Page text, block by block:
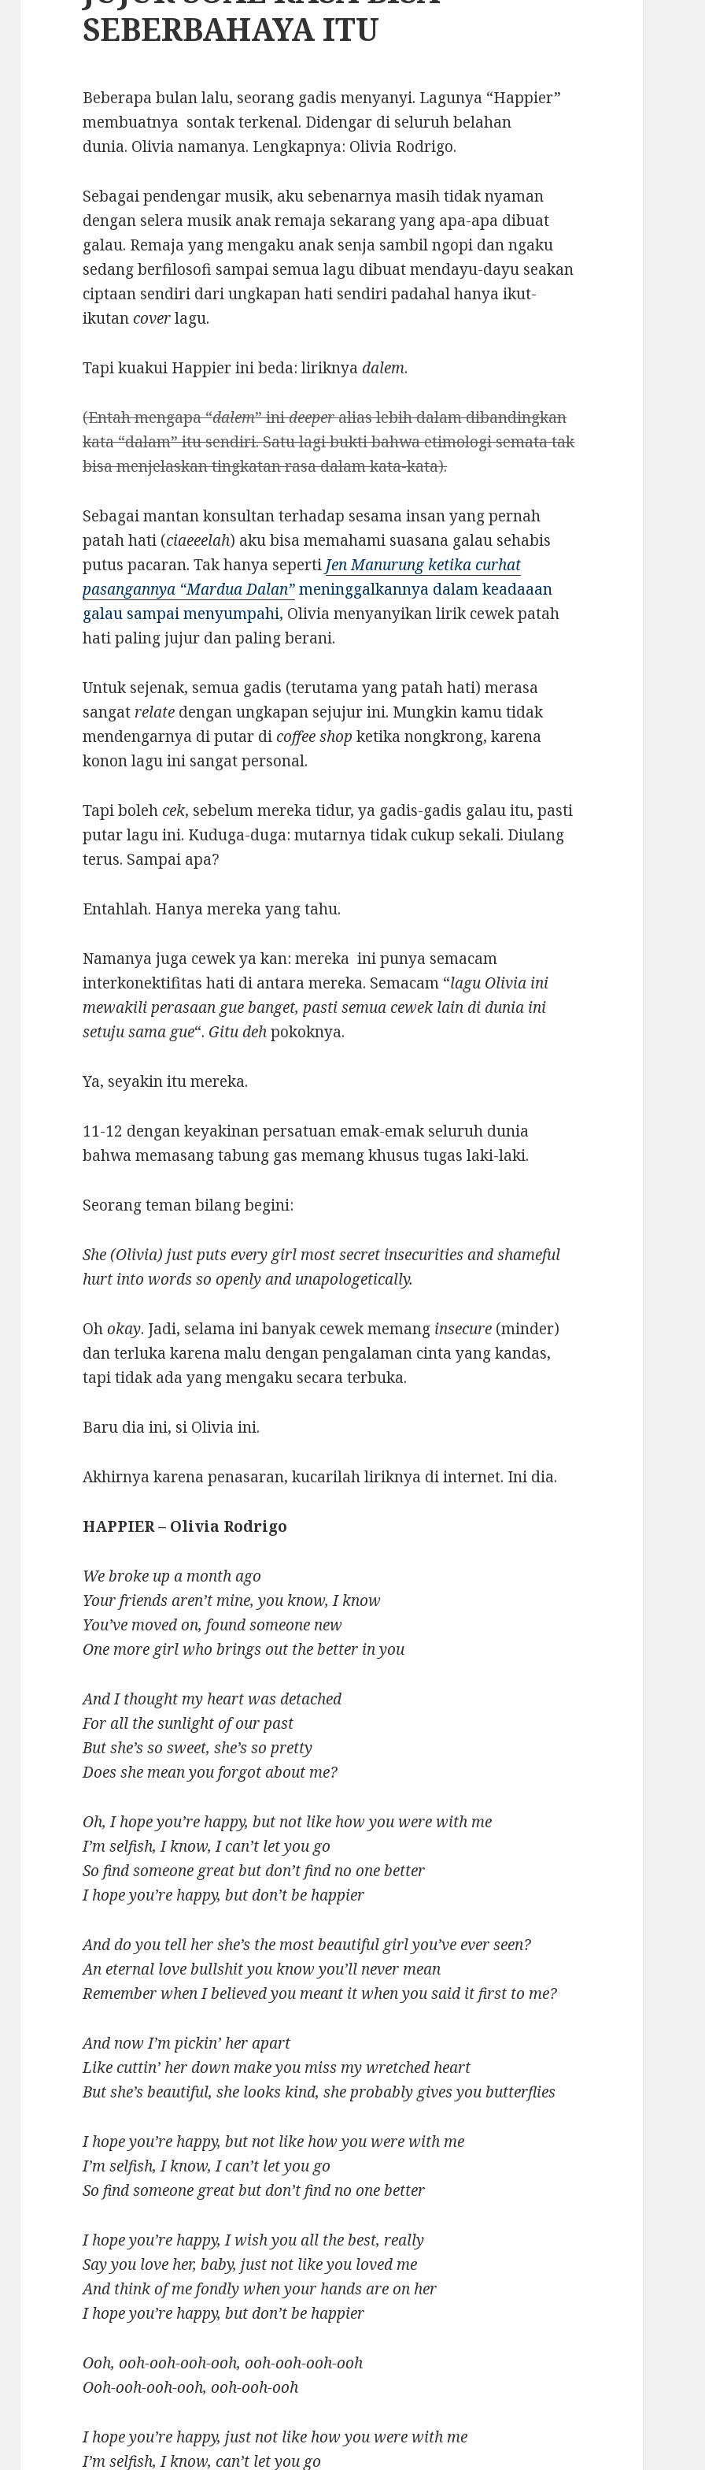
SEBERBAHAYA ITU
Beberapa bulan lalu, seorang gadis menyanyi. Lagunya “Happier”
membuatnya sontak terkenal. Didengar di seluruh belahan
dunia. Olivia namanya. Lengkapnya: Olivia Rodrigo.
Sebagai pendengar musik, aku sebenarnya masih tidak nyaman
dengan selera musik anak remaja sekarang yang apa-apa dibuat
galau. Remaja yang mengaku anak senja sambil ngopi dan ngaku
sedang berfilosofi sampai semua lagu dibuat mendayu-dayu seakan
ciptaan sendiri dari ungkapan hati sendiri padahal hanya ikut-
ikutancoverlagu.
Tapi kuakui Happier ini beda: liriknyadalem.
(Entah mengapa “dalem” inideeperalias lebih dalam dibandingkan
kata “dalam” itu sendiri. Satu lagi bukti bahwa etimologi semata tak
bisa menjelaskan tingkatan rasa dalam kata-kata).
Sebagai mantan konsultan terhadap sesama insan yang pernah
patah hati (ciaeeelah) aku bisa memahami suasana galau sehabis
putus pacaran. Tak hanya seperti Jen Manurung ketika curhat
pasangannya “Mardua Dalan”meninggalkannya dalam keadaaan
galau sampai menyumpahi, Olivia menyanyikan lirik cewek patah
hati paling jujur dan paling berani.
Untuk sejenak, semua gadis (terutama yang patah hati) merasa
sangat relate dengan ungkapan sejujur ini. Mungkin kamu tidak
mendengarnya di putar dicoffee shop ketika nongkrong, karena
konon lagu ini sangat personal.
Tapi bolehcek, sebelum mereka tidur, ya gadis-gadis galau itu, pasti
putar lagu ini. Kuduga-duga: mutarnya tidak cukup sekali. Diulang
terus. Sampai apa?
Entahlah. Hanya mereka yang tahu.
Namanya juga cewek ya kan: mereka ini punya semacam
interkonektifitas hati di antara mereka. Semacam “lagu Olivia ini
mewakili perasaan gue banget, pasti semua cewek lain di dunia ini
setuju sama gue“. Gitu dehpokoknya.
Ya, seyakin itu mereka.
11-12 dengan keyakinan persatuan emak-emak seluruh dunia
bahwa memasang tabung gas memang khusus tugas laki-laki.
Seorang teman bilang begini:
She (Olivia) just puts every girl most secret insecurities and shameful
hurt into words so openly and unapologetically.
Ohokay. Jadi, selama ini banyak cewek memang insecure (minder)
dan terluka karena malu dengan pengalaman cinta yang kandas,
tapi tidak ada yang mengaku secara terbuka.
Baru dia ini, si Olivia ini.
Akhirnya karena penasaran, kucarilah liriknya di internet. Ini dia.
HAPPIER – Olivia Rodrigo
We broke up a month ago
Your friends aren’t mine, you know, I know
You’ve moved on, found someone new
One more girl who brings out the better in you
And I thought my heart was detached
For all the sunlight of our past
But she’s so sweet, she’s so pretty
Does she mean you forgot about me?
Oh, I hope you’re happy, but not like how you were with me
I’m selfish, I know, I can’t let you go
So find someone great but don’t find no one better
I hope you’re happy, but don’t be happier
And do you tell her she’s the most beautiful girl you’ve ever seen?
An eternal love bullshit you know you’ll never mean
Remember when I believed you meant it when you said it first to me?
And now I’m pickin’ her apart
Like cuttin’ her down make you miss my wretched heart
But she’s beautiful, she looks kind, she probably gives you butterflies
I hope you’re happy, but not like how you were with me
I’m selfish, I know, I can’t let you go
So find someone great but don’t find no one better
I hope you’re happy, I wish you all the best, really
Say you love her, baby, just not like you loved me
And think of me fondly when your hands are on her
I hope you’re happy, but don’t be happier
Ooh, ooh-ooh-ooh-ooh, ooh-ooh-ooh-ooh
Ooh-ooh-ooh-ooh, ooh-ooh-ooh
I hope you’re happy, just not like how you were with me
I’m selfish, I know, can’t let you go